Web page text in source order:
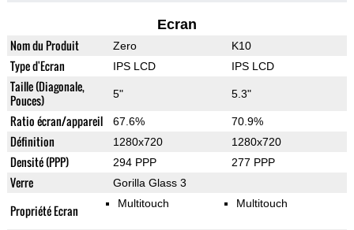
Ecran
Nom du Produit Zero K10
Type d'Ecran IPS LCD IPS LCD
Taille (Diagonale,
Pouces)
5" 5.3"
Ratio écran/appareil 67.6% 70.9%
Définition 1280x720 1280x720
Densité (PPP) 294 PPP 277 PPP
Verre Gorilla Glass 3
Propriété Ecran Multitouch Multitouch